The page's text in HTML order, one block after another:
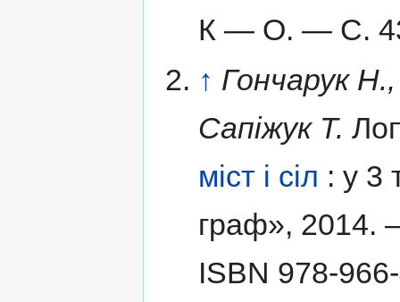
К — О. — С.
↑ Гончарук
Сапіжук Т.
міст і сіл : у 3
граф», 2014.
ISBN 978-